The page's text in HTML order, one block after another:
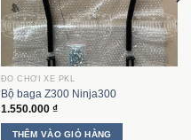
ĐỒ CHƠI XE PKL
Bộ baga Z300 Ninja300
1.550.000 ₫
THÊM VÀO GIỎ HÀNG